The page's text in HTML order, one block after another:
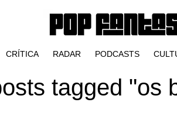
CRÍTICA RADAR PODCASTS
tagged "os